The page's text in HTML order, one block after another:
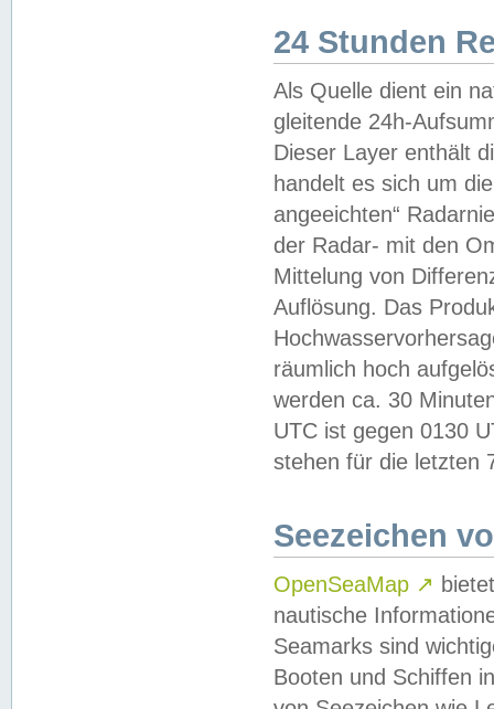
24 Stunden
Als Quelle dient ein
gleitende 24h-
Dieser Layer enthält
handelt es sich um
angeeichten“
der Radar- mit den
Mittelung von
Auflösung. Das
räumlich hoch
werden ca. 30
UTC ist gegen 0130
stehen für die letzten
Seezeichen
OpenSeaMap ↗
nautische
Seamarks sind
Booten und Schiffen